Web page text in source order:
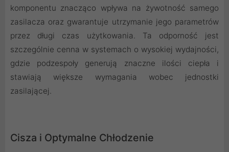
komponentu znacząco wpływa na żywotność samego
zasilacza oraz gwarantuje utrzymanie jego parametrów
przez długi czas użytkowania. Ta odporność jest
szczególnie cenna w systemach o wysokiej wydajności,
gdzie podzespoły generują znaczne ilości ciepła i
stawiają większe wymagania wobec jednostki
zasilającej.
Cisza i Optymalne Chłodzenie